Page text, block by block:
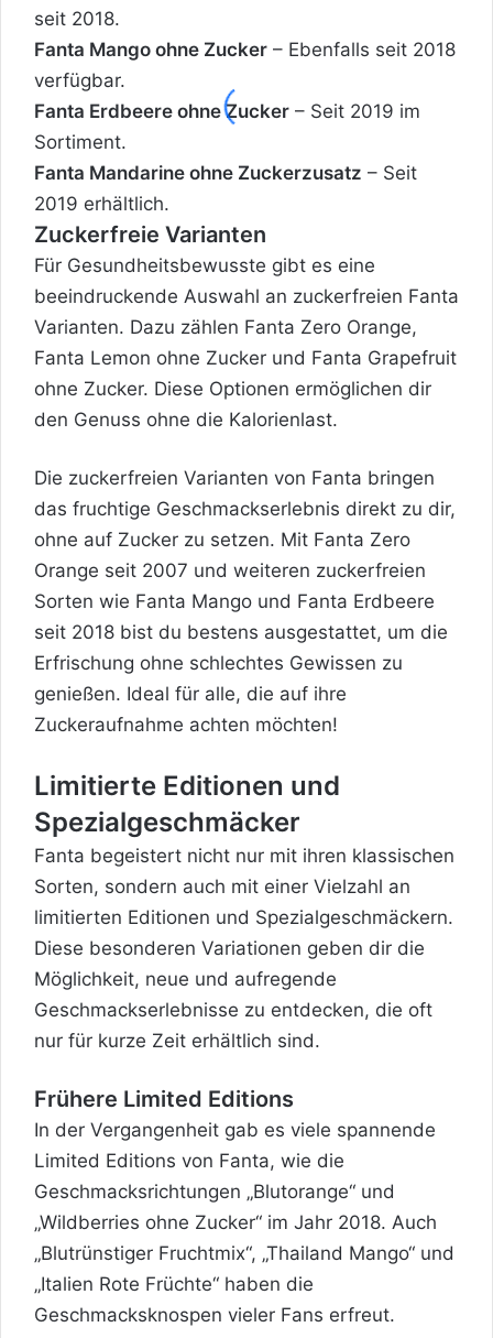
seit 2018.
Fanta Mango ohne Zucker – Ebenfalls seit 2018
verfügbar.
Fanta Erdbeere ohne Zucker – Seit 2019 im
Sortiment.
Fanta Mandarine ohne Zuckerzusatz – Seit
2019 erhältlich.
Zuckerfreie Varianten
Für Gesundheitsbewusste gibt es eine
beeindruckende Auswahl an zuckerfreien Fanta
Varianten. Dazu zählen Fanta Zero Orange,
Fanta Lemon ohne Zucker und Fanta Grapefruit
ohne Zucker. Diese Optionen ermöglichen dir
den Genuss ohne die Kalorienlast.
Die zuckerfreien Varianten von Fanta bringen
das fruchtige Geschmackserlebnis direkt zu dir,
ohne auf Zucker zu setzen. Mit Fanta Zero
Orange seit 2007 und weiteren zuckerfreien
Sorten wie Fanta Mango und Fanta Erdbeere
seit 2018 bist du bestens ausgestattet, um die
Erfrischung ohne schlechtes Gewissen zu
genießen. Ideal für alle, die auf ihre
Zuckeraufnahme achten möchten!
Limitierte Editionen und
Spezialgeschmäcker
Fanta begeistert nicht nur mit ihren klassischen
Sorten, sondern auch mit einer Vielzahl an
limitierten Editionen und Spezialgeschmäckern.
Diese besonderen Variationen geben dir die
Möglichkeit, neue und aufregende
Geschmackserlebnisse zu entdecken, die oft
nur für kurze Zeit erhältlich sind.
Frühere Limited Editions
In der Vergangenheit gab es viele spannende
Limited Editions von Fanta, wie die
Geschmacksrichtungen „Blutorange“ und
„Wildberries ohne Zucker“ im Jahr 2018. Auch
„Blutrünstiger Fruchtmix“, „Thailand Mango“ und
„Italien Rote Früchte“ haben die
Geschmacksknospen vieler Fans erfreut.